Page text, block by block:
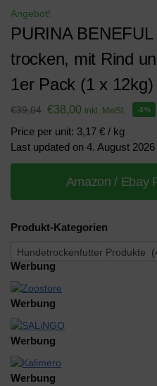
Angebot!
PURINA
trocken, mit Rind
1er Pack (1 x 12kg)
€39,04 €38,00 inkl. MwSt. -3%
Price per unit: 3,17 € / kg
Last updated on 4. August
Amazon / Ebay
Produkt-Kategorien
Hundetrockenfutter Produkte
Werbung
Werbung
Werbung
Werbung